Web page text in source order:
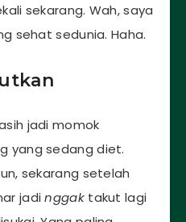
sekarang. Wah, saya
sehat sedunia. Haha.
jadi momok
yang sedang diet.
sekarang setelah
jadinggaktakut lagi